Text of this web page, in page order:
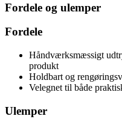
Fordele og ulemper
Fordele
Håndværksmæssigt
produkt
Holdbart og
Velegnet til både
Ulemper